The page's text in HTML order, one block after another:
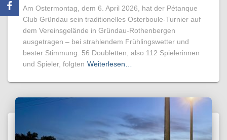
Am Ostermontag, dem 6. April 2026, hat der Pétanque
Club Gründau sein traditionelles Osterboule-Turnier auf
dem Vereinsgelände in Gründau-Rothenbergen
ausgetragen – bei strahlendem Frühlingswetter und
bester Stimmung. 56 Doubletten, also 112 Spielerinnen
und Spieler, folgten Weiterlesen…